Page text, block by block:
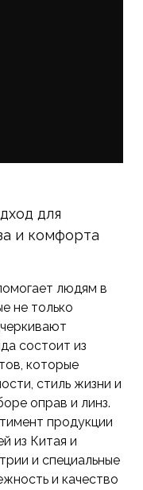
для
и комфорта
людям в
не только
состоит из
которые
стиль жизни и
оправ и линз.
продукции
из Китая и
и специальные
и качество